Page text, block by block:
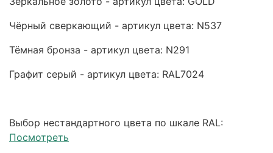
Чёрный сверкающий - артикул цвета: N537
Тёмная бронза - артикул цвета: N291
Графит серый - артикул цвета: RAL7024
Выбор нестандартного цвета по шкале RAL:
Посмотреть